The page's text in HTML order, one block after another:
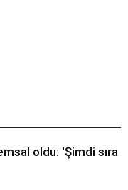
oldu: 'Şimdi sıra